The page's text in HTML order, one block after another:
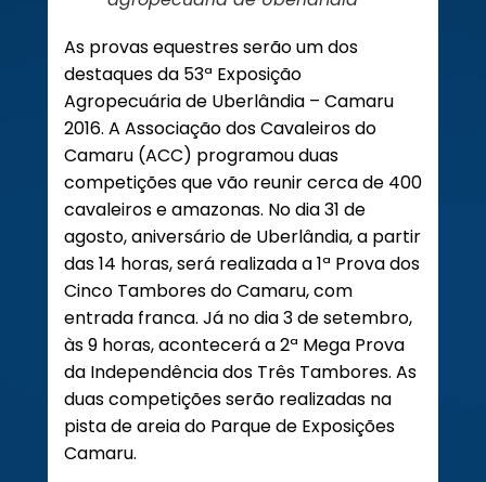
As provas equestres serão um dos
destaques da 53ª Exposição
Agropecuária de Uberlândia – Camaru
2016. A Associação dos Cavaleiros do
Camaru (ACC) programou duas
competições que vão reunir cerca de 400
cavaleiros e amazonas. No dia 31 de
agosto, aniversário de Uberlândia, a partir
das 14 horas, será realizada a 1ª Prova dos
Cinco Tambores do Camaru, com
entrada franca. Já no dia 3 de setembro,
às 9 horas, acontecerá a 2ª Mega Prova
da Independência dos Três Tambores. As
duas competições serão realizadas na
pista de areia do Parque de Exposições
Camaru.